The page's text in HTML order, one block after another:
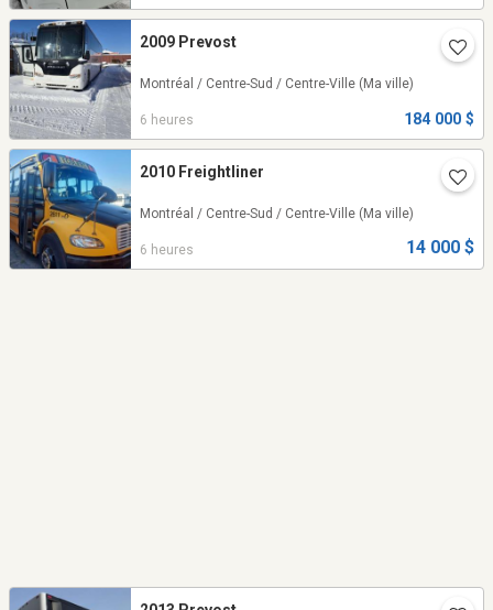
2009 Prevost
Montréal / Centre-Sud / Centre-Ville (Ma ville)
6 heures 184 000 $
2010 Freightliner
Montréal / Centre-Sud / Centre-Ville (Ma ville)
6 heures 14 000 $